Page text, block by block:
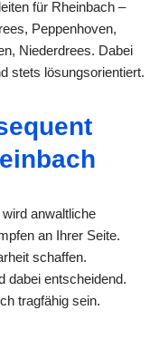
für Rheinbach –
Peppenhoven,
Niederdrees. Dabei
stets lösungsorientiert.
anwaltliche
an Ihrer Seite.
schaffen.
dabei entscheidend.
tragfähig sein.